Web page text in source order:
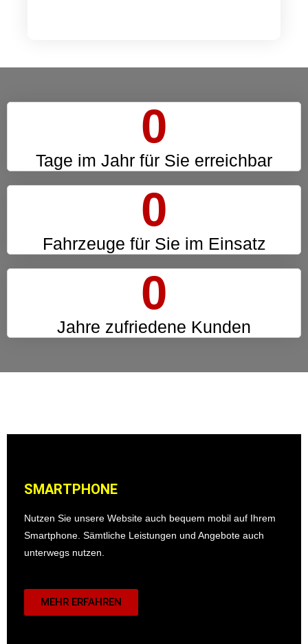
Tage im Jahr für Sie erreichbar
0
Fahrzeuge für Sie im Einsatz
0
Jahre zufriedene Kunden
0
SMARTPHONE
Nutzen Sie unsere Website auch bequem mobil auf Ihrem
Smartphone. Sämtliche Leistungen und Angebote auch
unterwegs nutzen.
MEHR ERFAHREN